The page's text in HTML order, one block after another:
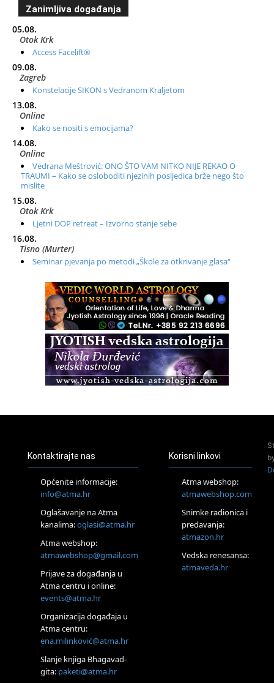
Zanimljiva događanja
05.08.
Otok Krk
Access Facelift®
09.08.
Zagreb
Konstelacije SIKON s Vedranom Kraljetom
13.08.
Online
Kako se nositi s emocijama?
14.08.
Online
Vedrana Meštrović: ONO ŠTO VAM NITKO NIJE REKAO O
TRAUMI – Kako se osloboditi njezinih posljedica brže nego što
mislite
15.08.
Otok Krk
Ljetni DOP retreat – Izvorno stanje sebe
16.08.
Tisno (Murter)
Seminar pjevanja po metodi „Škole za otkrivanje glasa“
Radionica: Pomagači iz drugih dimenzija Online – otvoreno za
Zagreb+Online
Osnovni ThetaHealing® tečaj, Zagreb i Online
Access BARS®, otpusti stres
Pjesma srca / Zagreb
Tečaj Višeg Vodstva, razvijanja intuicije i Akaša zapisa
Online
Postanite Nositelj Vibracije Nove Zemlje
Visoko
Alemka Dauskardt – Jednodnevna radionica sistemskih
konstelacija
Zagreb
HOD PO ŽERAVICI – Seminar koji mijenja tijelo, duh i um
SoulFest – Festival glazbe, mudrosti i zajedništva
Zagreb
Access BARS® edukacija otpusti stres
Kontaktirajte nas
Općenite informacije:
info@atma.hr
Oglašavanje na Atma
kanalima:oglasi@atma.hr
Atma webshop:
atmawebshop@gmail.com
Prijave za događanja u
Atma centru i online:
events@atma.hr
Organizacija događaja u
Atma centru:
ena.milinković@atma.hr
Slanje knjiga Bhagavad-
gita: paketi@atma.hr
Korisni linkovi
Atma webshop:
atmawebshop.com
Snimke radionica i
predavanja:
atmazon.hr
Vedska renesansa:
atmaveda.hr